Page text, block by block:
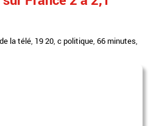
la télé, 19 20,c politique,66 minutes,